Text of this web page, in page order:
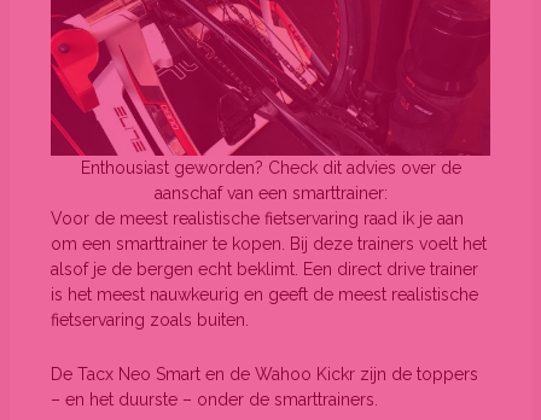
Enthousiast geworden? Check dit advies over de
aanschaf van een smarttrainer:
Voor de meest realistische fietservaring raad ik je aan
om een smarttrainer te kopen. Bij deze trainers voelt het
alsof je de bergen echt beklimt. Een direct drive trainer
is het meest nauwkeurig en geeft de meest realistische
fietservaring zoals buiten.
De Tacx Neo Smart en de Wahoo Kickr zijn de toppers
– en het duurste – onder de smarttrainers.